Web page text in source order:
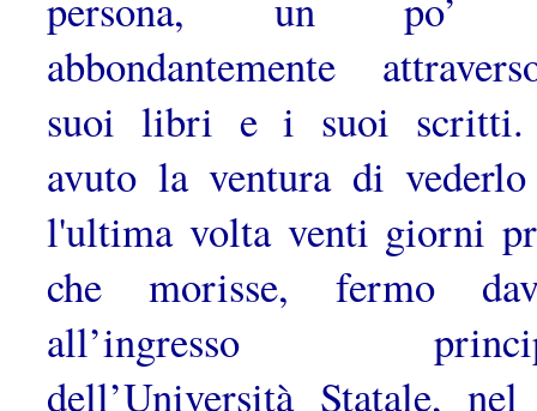
persona, un po’
abbondantemente
suoi libri e i suoi
avuto la ventura di
l'ultima volta venti giorni
che morisse, fermo
all’ingresso
dell’Università Statale, nel